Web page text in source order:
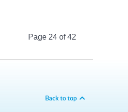
Page 24 of 42
Back to top